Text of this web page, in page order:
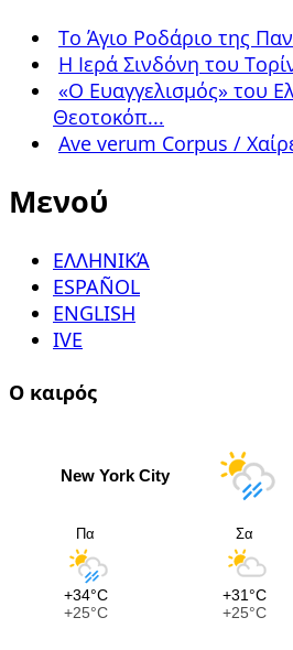
Το Άγιο Ροδάριο της
Η Ιερά Σινδόνη του
«Ο Ευαγγελισμός» του
Θεοτοκόπ...
Ave verum Corpus /
Μενού
ΕΛΛΗΝΙΚΆ
ESPAÑOL
ENGLISH
IVE
Ο καιρός
New York City
Πα
+34°C
+25°C
Σα
+31°C
+25°C